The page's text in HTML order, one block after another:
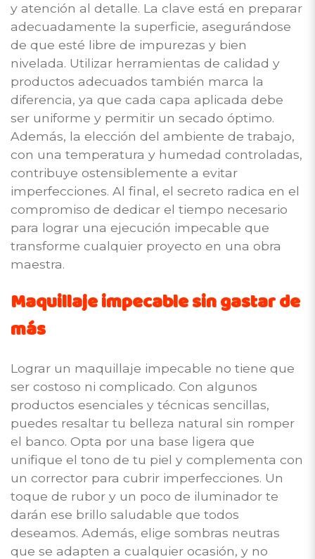
y atención al detalle. La clave está en preparar
adecuadamente la superficie, asegurándose
de que esté libre de impurezas y bien
nivelada. Utilizar herramientas de calidad y
productos adecuados también marca la
diferencia, ya que cada capa aplicada debe
ser uniforme y permitir un secado óptimo.
Además, la elección del ambiente de trabajo,
con una temperatura y humedad controladas,
contribuye ostensiblemente a evitar
imperfecciones. Al final, el secreto radica en el
compromiso de dedicar el tiempo necesario
para lograr una ejecución impecable que
transforme cualquier proyecto en una obra
maestra.
Maquillaje impecable sin gastar de
más
Lograr un maquillaje impecable no tiene que
ser costoso ni complicado. Con algunos
productos esenciales y técnicas sencillas,
puedes resaltar tu belleza natural sin romper
el banco. Opta por una base ligera que
unifique el tono de tu piel y complementa con
un corrector para cubrir imperfecciones. Un
toque de rubor y un poco de iluminador te
darán ese brillo saludable que todos
deseamos. Además, elige sombras neutras
que se adapten a cualquier ocasión, y no